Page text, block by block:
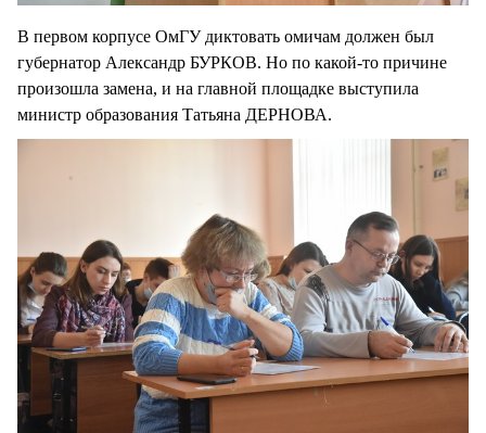
В первом корпусе ОмГУ диктовать омичам должен был
губернатор Александр БУРКОВ. Но по какой-то причине
произошла замена, и на главной площадке выступила
министр образования Татьяна ДЕРНОВА.